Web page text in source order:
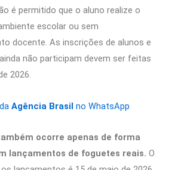
é permitido que o aluno realize o
escolar ou sem
docente. As inscrições de alunos e
não participam devem ser feitas
2026.
Agência Brasil no WhatsApp
ocorre apenas de forma
lançamentos de foguetes reais. O